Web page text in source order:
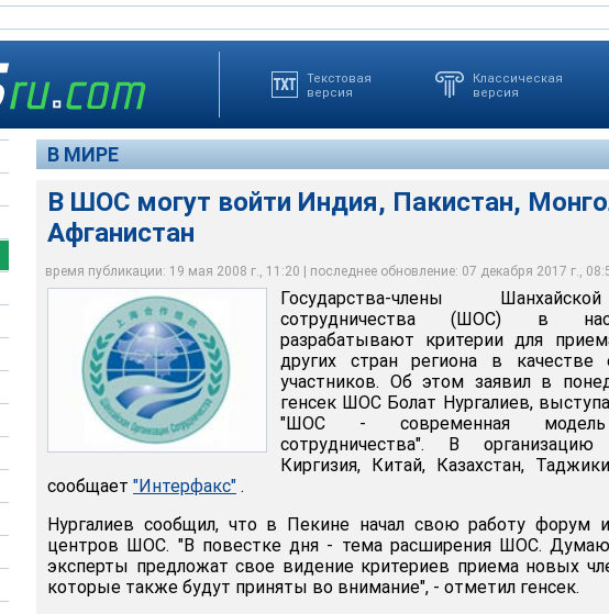
Текстовая
версия
Классическая
версия
В МИРЕ
В ШОС могут войти Индия, Пакистан,
Афганистан
время публикации: 19 мая 2008 г., 11:20 | последнее обновление: 07 декабря 2017 г.,
В ШОС могут войти Индия, Пакистан, Монголия, Иран и Афганистан
Wikipedia
Государства-члены
сотрудничества (ШОС) в
разрабатывают критерии для
других стран региона в качестве
участников. Об этом заявил в
генсек ШОС Болат Нургалиев,
"ШОС - современная модель
сотрудничества". В
Киргизия, Китай, Казахстан,
сообщает "Интерфакс" .
Нургалиев сообщил, что в Пекине начал свою работу форум
центров ШОС. "В повестке дня - тема расширения ШОС.
эксперты предложат свое видение критериев приема новых
которые также будут приняты во внимание", - отметил генсек.